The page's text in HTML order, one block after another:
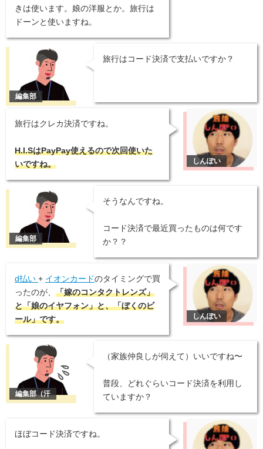
きは使います。娘の洋服とか。旅行は
ドーンと使いますね。
旅行はコード決済で支払いですか？
旅行はクレカ決済ですね。
H.I.SはPayPay使えるので次回使いた
いですね。
そうなんですね。
コード決済で最近買ったものは何です
か？？
d払い + イオンカードのタイミングで買
ったのが、 「嫁のコンタクトレンズ」
と「娘のイヤフォン」と、「ぼくのビ
ール」です。
（家族仲良しが伺えて）いいですね〜
普段、どれぐらいコード決済を利用し
ていますか？
ほぼコード決済ですね。